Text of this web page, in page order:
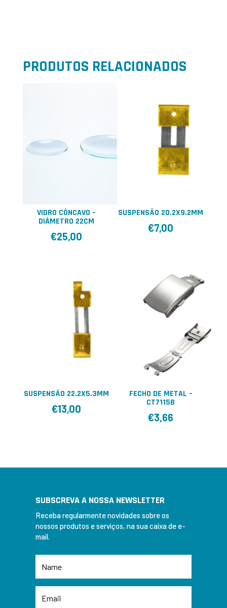
PRODUTOS RELACIONADOS
VIDRO CÔNCAVO –
DIÂMETRO 22CM
€25,00
SUSPENSÃO 20.2X9.2MM
€7,00
SUSPENSÃO 22.2X5.3MM
€13,00
FECHO DE METAL –
CT7115B
€3,66
SUBSCREVA A NOSSA NEWSLETTER
Receba regularmente novidades sobre os
nossos produtos e serviços, na sua caixa de e-
mail.